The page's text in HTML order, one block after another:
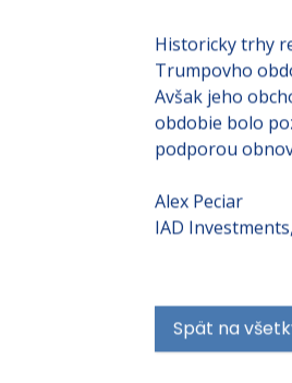
Historicky trhy
Trumpovho
Avšak jeho
obdobie bolo
Alex Peciar
Spät na